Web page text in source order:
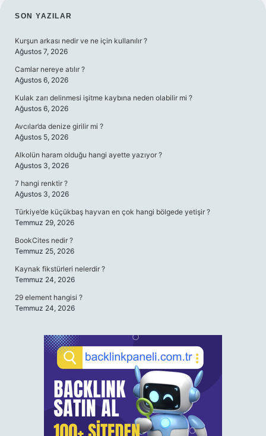
SIDEBAR
SON YAZILAR
Kurşun arkası nedir ve ne için kullanılır ?
Ağustos 7, 2026
Camlar nereye atılır ?
Ağustos 6, 2026
Kulak zarı delinmesi işitme kaybına neden olabilir mi ?
Ağustos 6, 2026
Avcılar’da denize girilir mi ?
Ağustos 5, 2026
Alkolün haram olduğu hangi ayette yazıyor ?
Ağustos 3, 2026
7 hangi renktir ?
Ağustos 3, 2026
Türkiye’de küçükbaş hayvan en çok hangi bölgede yetişir ?
Temmuz 29, 2026
BookCites nedir ?
Temmuz 25, 2026
Kaynak fikstürleri nelerdir ?
Temmuz 24, 2026
29 element hangisi ?
Temmuz 24, 2026